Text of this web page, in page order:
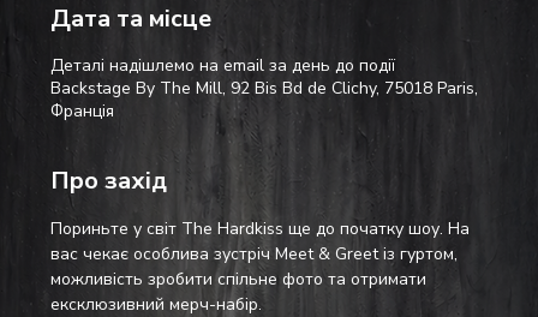
Дата та місце
Деталі надішлемо на email за день до події
Backstage By The Mill, 92 Bis Bd de Clichy, 75018 Paris,
Франція
Про захід
Пориньте у світ The Hardkiss ще до початку шоу. На
вас чекає особлива зустріч Meet & Greet із гуртом,
можливість зробити спільне фото та отримати
ексклюзивний мерч-набір.